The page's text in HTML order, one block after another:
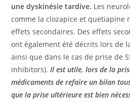
une dyskinésie tardive. Les
comme la clozapice et quetiapine
effets secondaires. Des effets
ont également été décrits lors de
ainsi que dans le cas de prise de
inhibitors).Il est utile, lors de la
médicaments de refaire un bilan
que la prise ultérieure est bien